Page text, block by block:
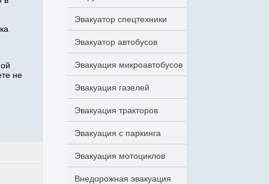
не
Эвакуатор спецтехники
Эвакуатор автобусов
Эвакуация микроавтобусов
Эвакуация газелей
Эвакуация тракторов
Эвакуация с паркинга
Эвакуация мотоциклов
Внедорожная эвакуация